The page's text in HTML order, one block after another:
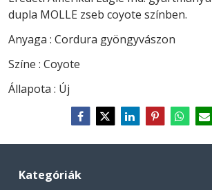
dupla MOLLE zseb coyote színben.
Anyaga : Cordura gyöngyvászon
Színe : Coyote
Állapota : Új
Kategóriák